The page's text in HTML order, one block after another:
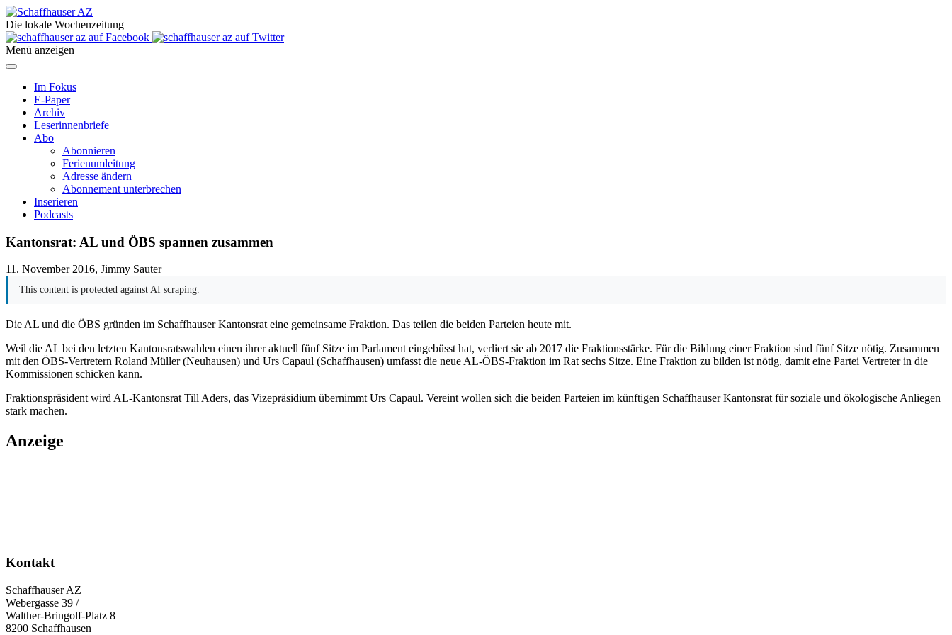
Die lokale Wochenzeitung
Menü anzeigen
Im Fokus
E-Paper
Archiv
Leserinnenbriefe
Abo
Abonnieren
Ferienumleitung
Adresse ändern
Abonnement unterbrechen
Inserieren
Podcasts
Kantonsrat: AL und ÖBS spannen zusammen
11. November 2016, Jimmy Sauter
This content is protected against AI scraping.
Die AL und die ÖBS gründen im Schaffhauser Kantonsrat eine gemeinsame Fraktion. Das teilen die beiden Parteien heute mit.
Weil die AL bei den letzten Kantonsratswahlen einen ihrer aktuell fünf Sitze im Parlament eingebüsst hat, verliert sie ab 2017 die Fraktionsstärke. Für die Bildung einer Fraktion sind fünf Sitze nötig. Zusammen
mit den ÖBS-Vertretern Roland Müller (Neuhausen) und Urs Capaul (Schaffhausen) umfasst die neue AL-ÖBS-Fraktion im Rat sechs Sitze. Eine Fraktion zu bilden ist nötig, damit eine Partei Vertreter in die
Kommissionen schicken kann.
Fraktionspräsident wird AL-Kantonsrat Till Aders, das Vizepräsidium übernimmt Urs Capaul. Vereint wollen sich die beiden Parteien im künftigen Schaffhauser Kantonsrat für soziale und ökologische Anliegen
stark machen.
Anzeige
Kontakt
Schaffhauser AZ
Webergasse 39 /
Walther-Bringolf-Platz 8
8200 Schaffhausen